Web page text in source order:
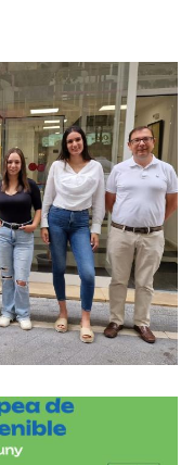
Programa
Feina A 5